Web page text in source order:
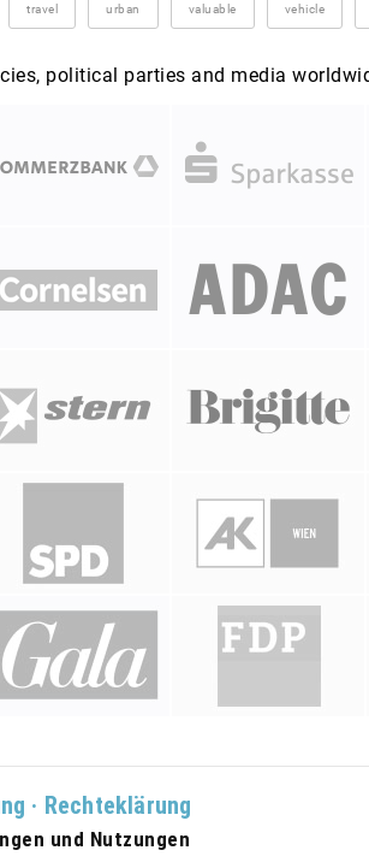
travel urban valuable vehicle
political parties and media
· Rechteklärung
und Nutzungen